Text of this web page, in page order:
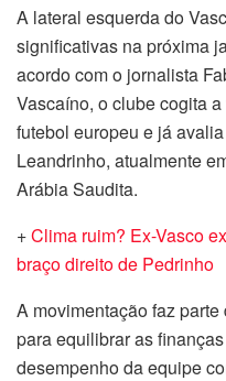
A lateral esquerda do
significativas na próxima
acordo com o jornalista
Vascaíno, o clube cogita
futebol europeu e já
Leandrinho, atualmente
Arábia Saudita.
+Clima ruim? Ex-Vasco
braço direito de Pedrinho
A movimentação faz
para equilibrar as
desempenho da equipe